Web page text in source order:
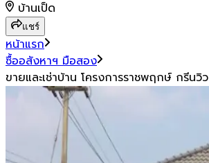
บ้านเป็ด
แชร์
หน้าแรก
ซื้ออสังหาฯ มือสอง
ขายและเช่าบ้าน โครงการราชพฤกษ์ กรีนวิว